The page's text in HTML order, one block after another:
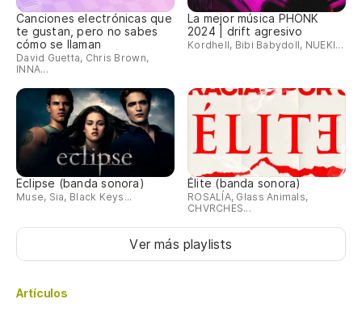
Canciones electrónicas que
te gustan, pero no sabes
cómo se llaman
David Guetta, Chris Brown,
INNA...
La mejor música PHONK
2024 | drift agresivo
Kordhell, Bibi Babydoll, NUEKI...
Eclipse (banda sonora)
Muse, Sia, Black Keys...
Élite (banda sonora)
ROSALÍA, Glass Animals,
CHVRCHES...
Ver más playlists
Artículos